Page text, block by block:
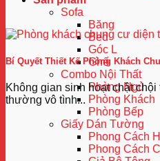
Sofa
Băng
Bed
Góc L
Ghế
Combo Nội Thất
Phòng Ngủ
Phòng Khách
Phòng Bếp
Giấy Dán Tường
Phong Cách
Phong Cách
Bí Quyết Thiết Kế Phòng Khách
Không gian sinh hoạt chật
thường vô tình...